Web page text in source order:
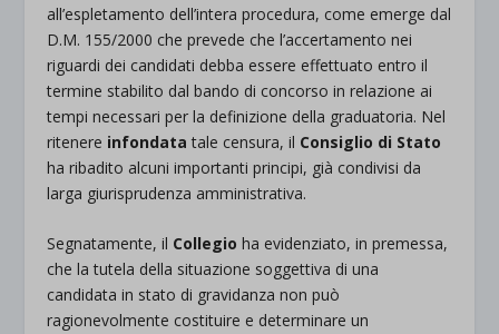
all’espletamento dell’intera procedura, come emerge dal
D.M. 155/2000 che prevede che l’accertamento nei
riguardi dei candidati debba essere effettuato entro il
termine stabilito dal bando di concorso in relazione ai
tempi necessari per la definizione della graduatoria. Nel
ritenere infondata tale censura, il Consiglio di Stato
ha ribadito alcuni importanti principi, già condivisi da
larga giurisprudenza amministrativa.
Segnatamente, il Collegio ha evidenziato, in premessa,
che la tutela della situazione soggettiva di una
candidata in stato di gravidanza non può
ragionevolmente costituire e determinare un